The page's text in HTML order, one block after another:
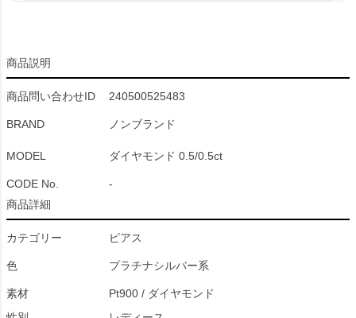
商品説明
商品問い合わせID 240500525483
BRAND ノンブランド
MODEL ダイヤモンド 0.5/0.5ct
CODE No.
-
商品詳細
カテゴリー ピアス
色 プラチナシルバー系
素材
Pt900 / ダイヤモンド